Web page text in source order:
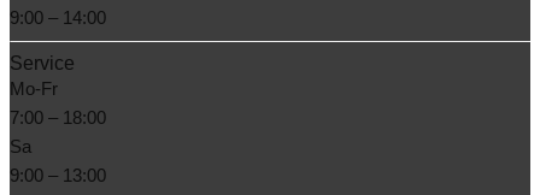
9:00 – 14:00
Service
Mo-Fr
7:00 – 18:00
Sa
9:00 – 13:00